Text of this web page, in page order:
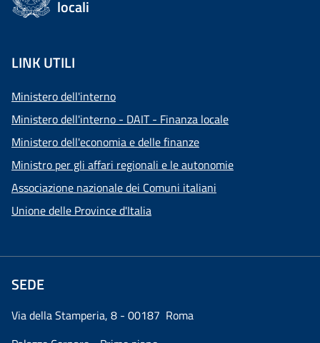
locali
LINK UTILI
Ministero dell'interno
Ministero dell'interno - DAIT - Finanza locale
Ministero dell'economia e delle finanze
Ministro per gli affari regionali e le autonomie
Associazione nazionale dei Comuni italiani
Unione delle Province d'Italia
SEDE
Via della Stamperia, 8 - 00187 Roma